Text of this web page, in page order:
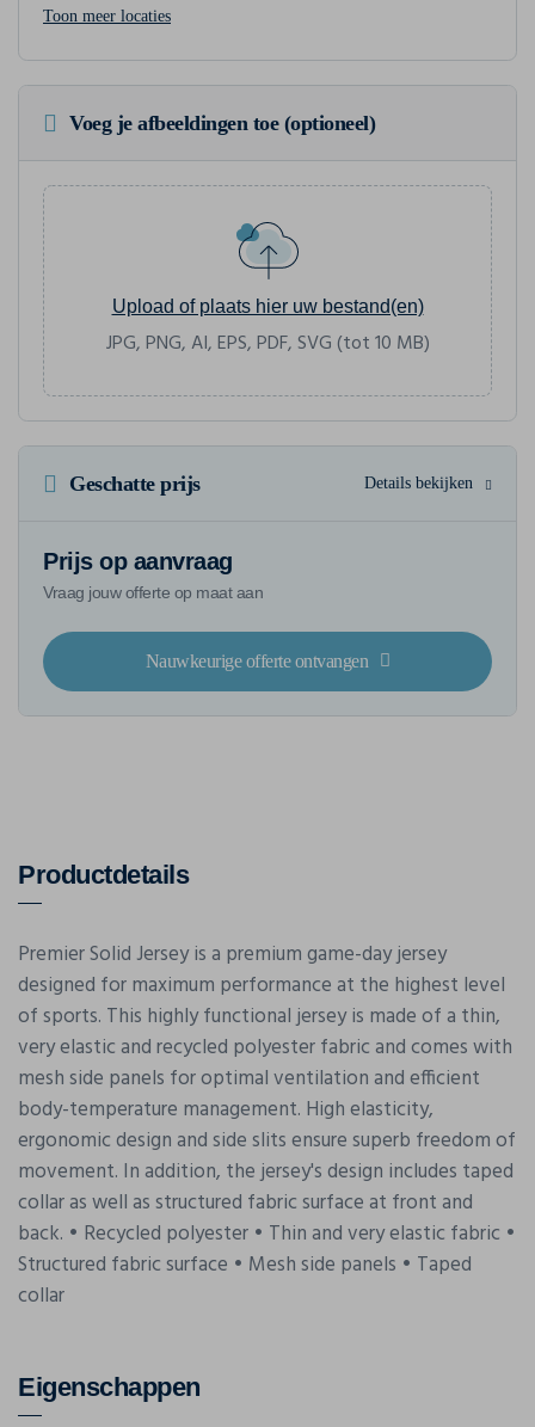
Toon meer locaties
Voeg je afbeeldingen toe (optioneel)
Upload of plaats hier uw bestand(en)
JPG, PNG, AI, EPS, PDF, SVG (tot 10 MB)
Geschatte prijs Details bekijken
Prijs op aanvraag
Vraag jouw offerte op maat aan
Nauwkeurige offerte ontvangen
Productdetails
Premier Solid Jersey is a premium game-day jersey
designed for maximum performance at the highest level
of sports. This highly functional jersey is made of a thin,
very elastic and recycled polyester fabric and comes with
mesh side panels for optimal ventilation and efficient
body-temperature management. High elasticity,
ergonomic design and side slits ensure superb freedom of
movement. In addition, the jersey's design includes taped
collar as well as structured fabric surface at front and
back. • Recycled polyester • Thin and very elastic fabric •
Structured fabric surface • Mesh side panels • Taped
collar
Eigenschappen